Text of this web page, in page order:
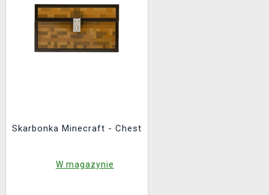
Skarbonka Minecraft - Chest
W magazynie